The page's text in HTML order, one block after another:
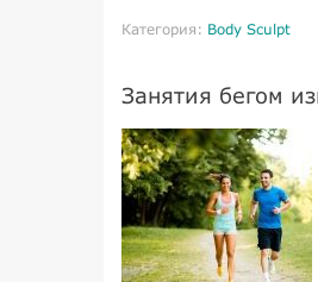
Категория: Body Sculpt
Занятия бегом